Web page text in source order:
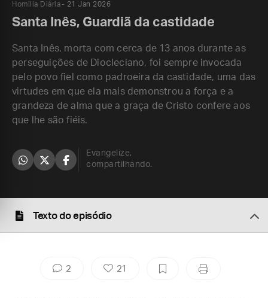
Homilia Diária 21 Jan 2026
Santa Inês, Guardiã da castidade
Santa Inês, morta com cerca de 13 anos durante as
perseguições de Diocleciano, foi sempre invocada
pelo povo fiel como padroeira da castidade, uma das
virtudes em que ela mais demonstrou a força e a
grandeza de alma que a graça de Cristo confere aos
que lhe são fiéis.
Evangelize,
compartilhando.
Texto do episódio
2 21